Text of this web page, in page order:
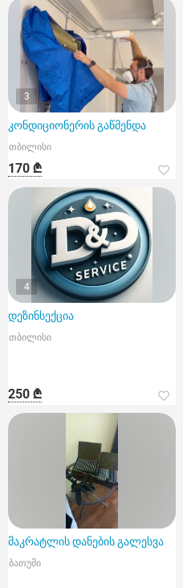
3
კონდიციონერის გაწმენდა
თბილისი
170 ₾
4
დეზინსექცია
თბილისი
250 ₾
მაკრატლის დანების გალესვა
ბათუმი